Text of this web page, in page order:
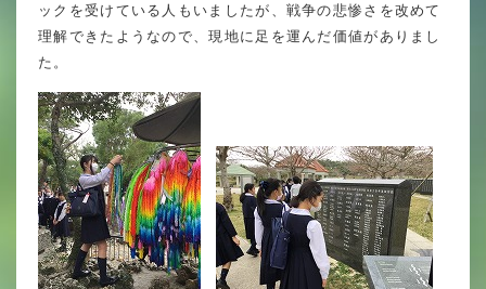
ックを受けている人もいましたが、戦争の悲惨さを改めて
理解できたようなので、現地に足を運んだ価値がありまし
た。
All in School
年間行事
行事紹介